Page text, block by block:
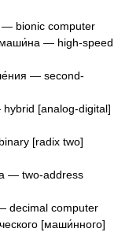
— bionic computer
маши́на — high-speed
— second-
[analog-digital]
[radix two]
— two-address
decimal computer
[маши́нного]